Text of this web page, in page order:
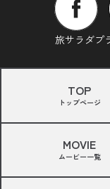
旅サラダプ
TOP
トップページ
MOVIE
ムービー一覧